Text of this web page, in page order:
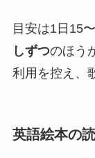
目安は1日15〜
しずつのほう
利用を控え、
英語絵本の